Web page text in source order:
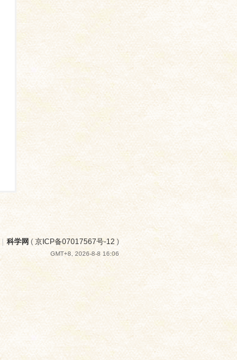
| 科学网 ( 京ICP备07017567号-12 )
GMT+8, 2026-8-8 16:06